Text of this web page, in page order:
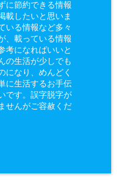
に節約できる情報
載したいと思いま
いる情報など多々
、載っている情報
考になればいいと
の生活が少しでも
になり、めんどく
に生活するお手伝
です。誤字脱字が
せんがご容赦くだ